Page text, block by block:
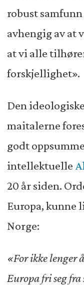
robust
avhengig av at
at vi alle
forskjellighet».
Den
maitalerne
godt
intellektuelle
20 år siden.
Europa, kunne
Norge:
«For ikke lenger
Europa fri seg fra